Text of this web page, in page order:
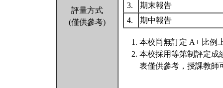
評量方式
(僅供參考)
3.
期末報告
4.
期中報告
本校尚無訂定 A+ 比例
本校採用等第制評定成
表僅供參考，授課教師